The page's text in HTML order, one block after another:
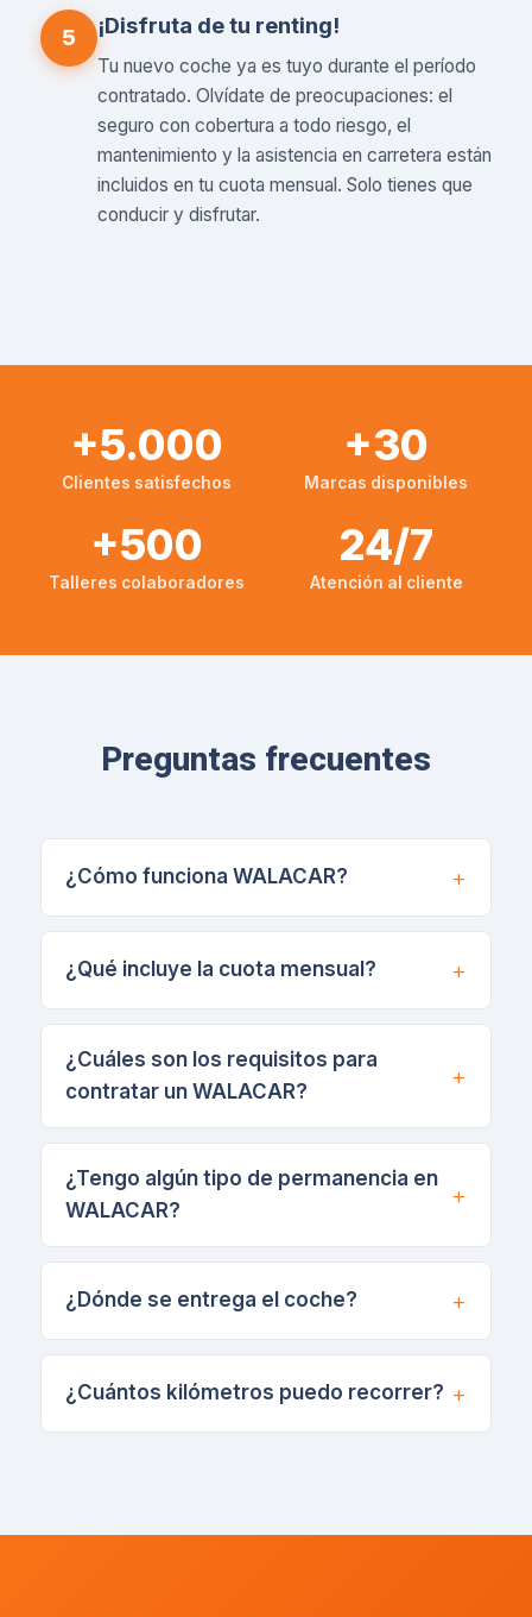
5 ¡Disfruta de tu renting!
Tu nuevo coche ya es tuyo durante el período
contratado. Olvídate de preocupaciones: el
seguro con cobertura a todo riesgo, el
mantenimiento y la asistencia en carretera están
incluidos en tu cuota mensual. Solo tienes que
conducir y disfrutar.
+5.000
Clientes satisfechos
+30
Marcas disponibles
+500
Talleres colaboradores
24/7
Atención al cliente
Preguntas frecuentes
¿Cómo funciona WALACAR?
¿Qué incluye la cuota mensual?
¿Cuáles son los requisitos para
contratar un WALACAR?
¿Tengo algún tipo de permanencia en
WALACAR?
¿Dónde se entrega el coche?
¿Cuántos kilómetros puedo recorrer?